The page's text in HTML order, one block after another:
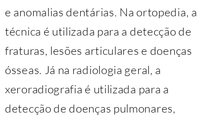
e anomalias dentárias. Na ortopedia, a
técnica é utilizada para a detecção de
fraturas, lesões articulares e doenças
ósseas. Já na radiologia geral, a
xeroradiografia é utilizada para a
detecção de doenças pulmonares,